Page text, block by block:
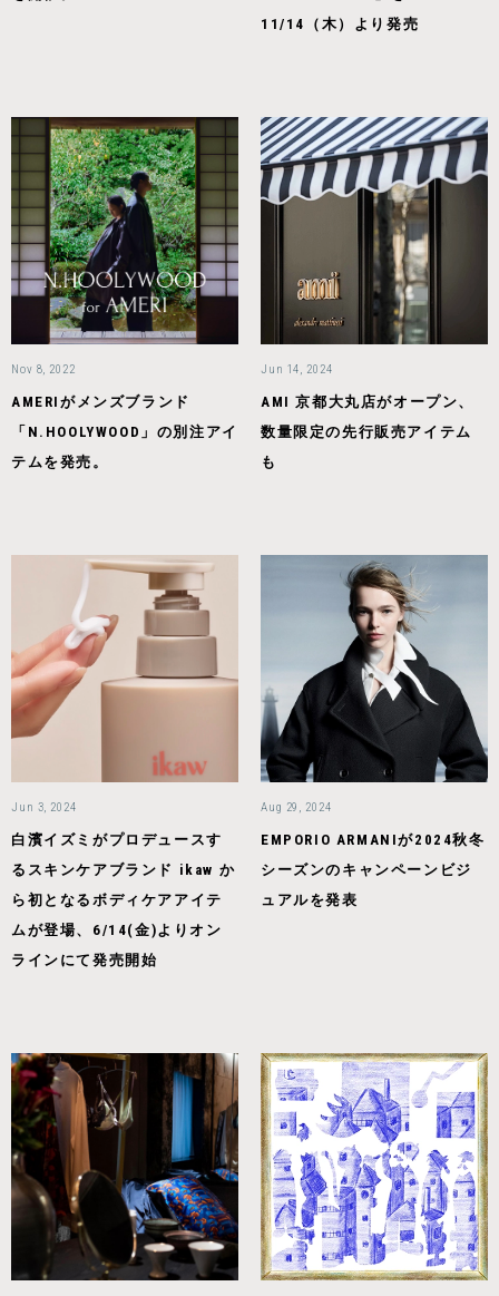
11/14（木）より発売
Nov 8, 2022
AMERIがメンズブランド
「N.HOOLYWOOD」の別注アイ
テムを発売。
Jun 14, 2024
AMI 京都大丸店がオープン、
数量限定の先行販売アイテム
も
Jun 3, 2024
白濱イズミがプロデュースす
るスキンケアブランド ikaw か
ら初となるボディケアアイテ
ムが登場、6/14(金)よりオン
ラインにて発売開始
Aug 29, 2024
EMPORIO ARMANIが2024秋冬
シーズンのキャンペーンビジ
ュアルを発表